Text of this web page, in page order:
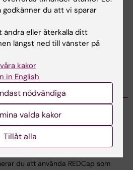
i Cinahl – Förbättra dina
vetenskaplig information
delar med sig av sina bästa tips
information. Vi guidar i Cinahls
och bästa vägval, hur du
i REDCap: REDCap
du att använda REDCap som
du att vi sparar
ändra eller återkalla ditt
längst ned till vänster på
kakor
in English
nödvändiga
valda kakor
Tillåt alla